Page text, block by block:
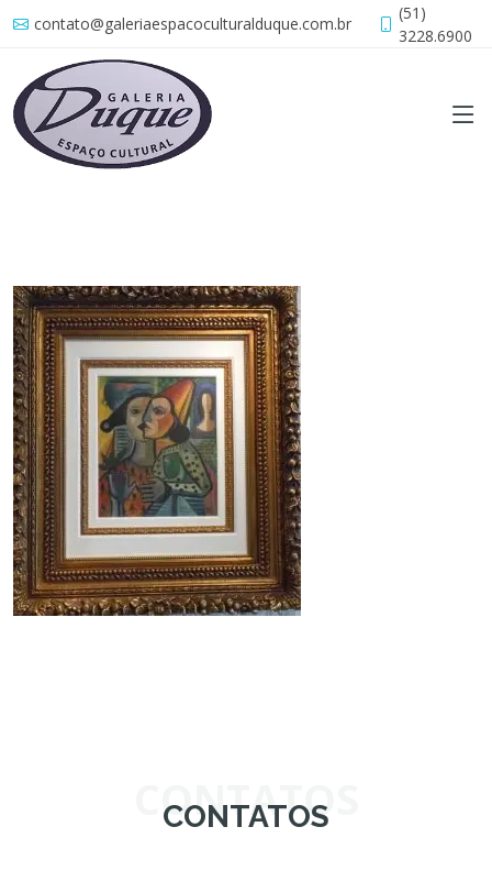
contato@galeriaespacoculturalduque.com.br
(51)
3228.6900
CONTATOS
CONTATOS